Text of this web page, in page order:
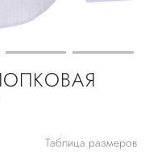
Таблица размеров